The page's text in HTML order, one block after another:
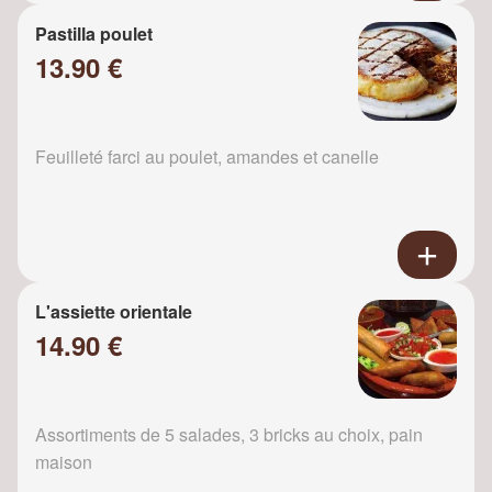
Pastilla poulet
13.90 €
Feuilleté farci au poulet, amandes et canelle
L'assiette orientale
14.90 €
Assortiments de 5 salades, 3 bricks au choix, pain
maison